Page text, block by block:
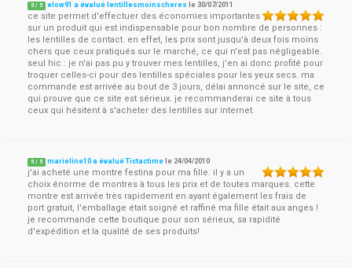
5 / 5 elow91 a évalué lentillesmoinscheres le30/07/2011
ce site permet d'effectuer des économies importantes
sur un produit qui est indispensable pour bon nombre de personnes :
les lentilles de contact. en effet, les prix sont jusqu'à deux fois moins
chers que ceux pratiqués sur le marché, ce qui n'est pas négligeable.
seul hic : je n'ai pas pu y trouver mes lentilles, j'en ai donc profité pour
troquer celles-ci pour des lentilles spéciales pour les yeux secs. ma
commande est arrivée au bout de 3 jours, délai annoncé sur le site, ce
qui prouve que ce site est sérieux. je recommanderai ce site à tous
ceux qui hésitent à s'acheter des lentilles sur internet.
5 / 5 marieline10 a évalué Tictactime le 24/04/2010
j'ai acheté une montre festina pour ma fille. il y a un
choix énorme de montres à tous les prix et de toutes marques. cette
montre est arrivée très rapidement en ayant également les frais de
port gratuit, l'emballage était soigné et raffiné ma fille était aux anges !
je recommande cette boutique pour son sérieux, sa rapidité
d'expédition et la qualité de ses produits!